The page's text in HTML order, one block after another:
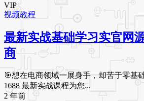
VIP
视频教程
最新实战基础学习实官网
商
🎯想在电商领域一展身手，却苦于零基
1688 最新实战课程为您...
2 年前